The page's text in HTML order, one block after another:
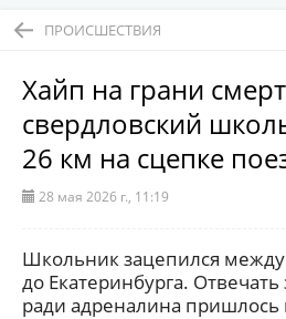
ПРОИСШЕСТВИЯ
Хайп на грани
свердловский
26 км на сцепке
28 мая 2026 г., 11:19
Школьник зацепился
до Екатеринбурга.
ради адреналина пришлось